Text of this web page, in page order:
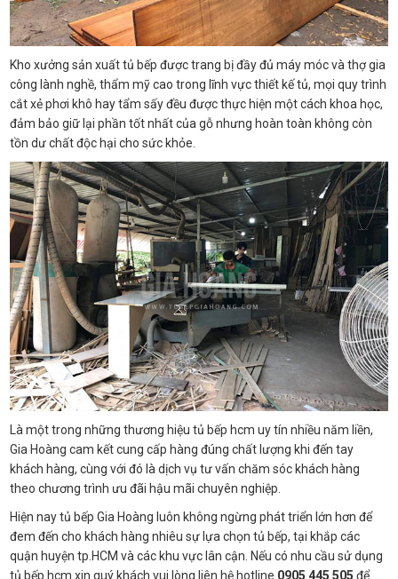
Kho xưởng sản xuất tủ bếp được trang bị đầy đủ máy móc và thợ gia
công lành nghề, thẩm mỹ cao trong lĩnh vực thiết kế tủ, mọi quy trình
cắt xẻ phơi khô hay tẩm sấy đều được thực hiện một cách khoa học,
đảm bảo giữ lại phần tốt nhất của gỗ nhưng hoàn toàn không còn
tồn dư chất độc hại cho sức khỏe.
Là một trong những thương hiệu tủ bếp hcm uy tín nhiều năm liền,
Gia Hoàng cam kết cung cấp hàng đúng chất lượng khi đến tay
khách hàng, cùng với đó là dịch vụ tư vấn chăm sóc khách hàng
theo chương trình ưu đãi hậu mãi chuyên nghiệp.
Hiện nay tủ bếp Gia Hoàng luôn không ngừng phát triển lớn hơn để
đem đến cho khách hàng nhiêu sự lựa chọn tủ bếp, tại khắp các
quận huyện tp.HCM và các khu vực lân cận. Nếu có nhu cầu sử dụng
tủ bếp hcm xin quý khách vui lòng liên hệ hotline 0905 445 505 để